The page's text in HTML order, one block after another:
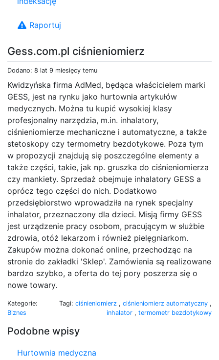
Gess.com.pl ciśnieniomierz
Dodano: 8 lat 9 miesięcy temu
Kwidzyńska firma AdMed, będąca właścicielem marki
GESS, jest na rynku jako hurtownia artykułów
medycznych. Można tu kupić wysokiej klasy
profesjonalny narzędzia, m.in. inhalatory,
ciśnieniomierze mechaniczne i automatyczne, a także
stetoskopy czy termometry bezdotykowe. Poza tym
w propozycji znajdują się poszczególne elementy a
także części, takie, jak np. gruszka do ciśnieniomierza
czy mankiety. Sprzedaż obejmuje inhalatory GESS a
oprócz tego części do nich. Dodatkowo
przedsiębiorstwo wprowadziła na rynek specjalny
inhalator, przeznaczony dla dzieci. Misją firmy GESS
jest urządzenie pracy osobom, pracującym w służbie
zdrowia, otóż lekarzom i również pielęgniarkom.
Zakupów można dokonać online, przechodząc na
stronie do zakładki 'Sklep'. Zamówienia są realizowane
bardzo szybko, a oferta do tej pory poszerza się o
nowe towary.
Kategorie:
Biznes
Tagi: ciśnieniomierz , ciśnieniomierz automatyczny ,
inhalator , termometr bezdotykowy
Podobne wpisy
Hurtownia medyczna
Raportuj